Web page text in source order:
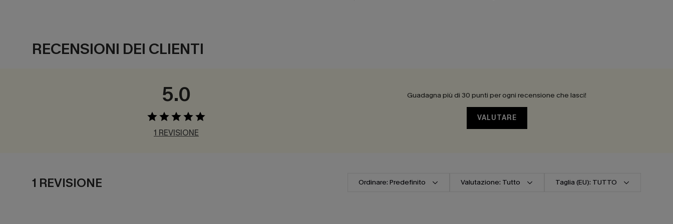
RECENSIONI DEI CLIENTI
5.0
1 REVISIONE
Guadagna più di 30 punti per ogni recensione che lasci!
VALUTARE
1 REVISIONE Ordinare: Predefinito Valutazione: Tutto Taglia (EU): TUTTO